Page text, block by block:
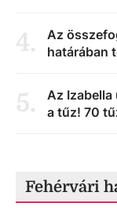
4.
Az
határában
5.
Az
a tűz! 70
Fehérvári